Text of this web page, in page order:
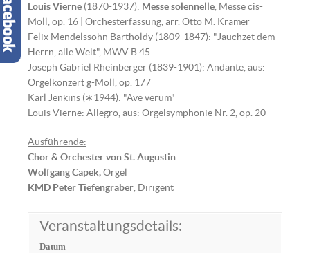
Louis Vierne (1870-1937): Messe solennelle , Messe cis-
Moll, op. 16 | Orchesterfassung, arr. Otto M. Krämer
Felix Mendelssohn Bartholdy (1809-1847): "Jauchzet dem
Herrn, alle Welt", MWV B 45
Joseph Gabriel Rheinberger (1839-1901): Andante, aus:
Orgelkonzert g-Moll, op. 177
Karl Jenkins (∗1944): "Ave verum"
Louis Vierne: Allegro, aus: Orgelsymphonie Nr. 2, op. 20
Ausführende:
Chor & Orchester von St. Augustin
Wolfgang Capek,Orgel
KMD Peter Tiefengraber , Dirigent
Veranstaltungsdetails:
Datum